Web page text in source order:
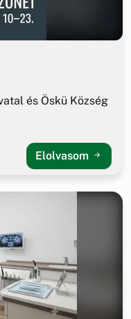
és Öskü Község
Elolvasom